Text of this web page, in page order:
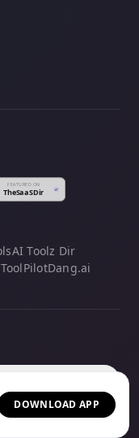
DOWNLOAD APP
AI Toolz Dir
ToolPilotDang.ai